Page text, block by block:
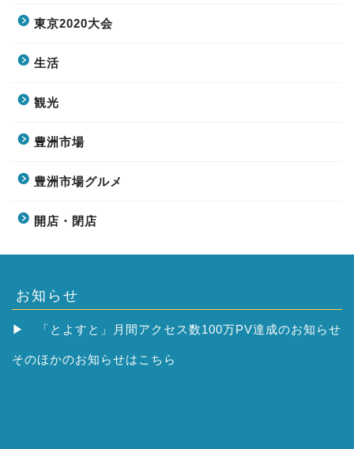
東京2020大会
生活
観光
豊洲市場
豊洲市場グルメ
開店・閉店
お知らせ
▶ 「とよすと」月間アクセス数100万PV達成のお知らせ
そのほかのお知らせはこちら